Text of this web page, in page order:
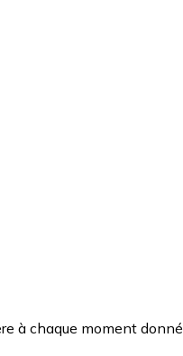
à chaque moment